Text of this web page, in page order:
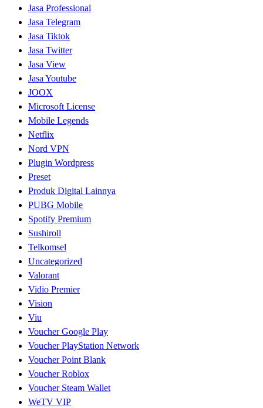
Jasa Professional
Jasa Telegram
Jasa Tiktok
Jasa Twitter
Jasa View
Jasa Youtube
JOOX
Microsoft License
Mobile Legends
Netflix
Nord VPN
Plugin Wordpress
Preset
Produk Digital Lainnya
PUBG Mobile
Spotify Premium
Sushiroll
Telkomsel
Uncategorized
Valorant
Vidio Premier
Vision
Viu
Voucher Google Play
Voucher PlayStation Network
Voucher Point Blank
Voucher Roblox
Voucher Steam Wallet
WeTV VIP